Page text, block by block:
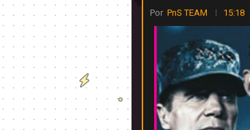
Por PnS TEAM 15:18